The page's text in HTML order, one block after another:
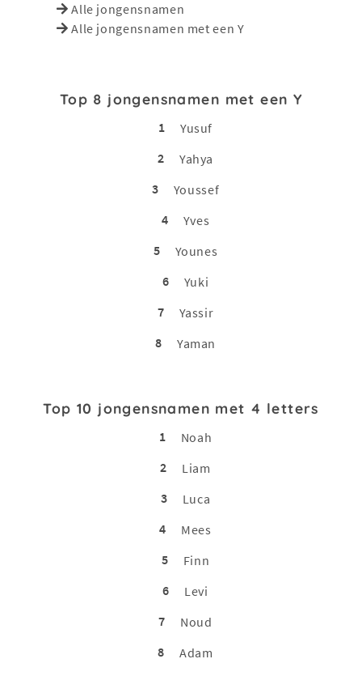
Alle jongensnamen
Alle jongensnamen met een Y
Top 8 jongensnamen met een Y
1
Yusuf
2
Yahya
3
Youssef
4
Yves
5
Younes
6
Yuki
7
Yassir
8
Yaman
Top 10 jongensnamen met 4 letters
1
Noah
2
Liam
3
Luca
4
Mees
5
Finn
6
Levi
7
Noud
8
Adam